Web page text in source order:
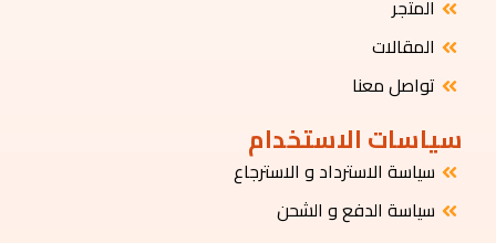
المتجر
المقالات
تواصل معنا
سياسات الاستخدام
سياسة الاسترداد و الاسترجاع
سياسة الدفع و الشحن